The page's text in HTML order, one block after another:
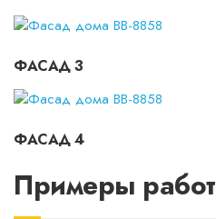
ФАСАД 3
ФАСАД 4
Примеры работ